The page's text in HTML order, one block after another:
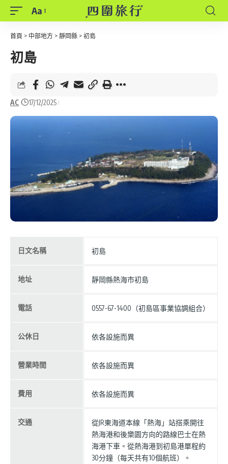
Font
Resizer
Aa
首頁 > 中部地方 > 靜岡縣 > 初島
初島
AC 17/12/2025
日文名稱 初島
地址 靜岡縣熱海市初島
電話 0557-67-1400（初島區事業協調組合）
公休日 依各設施而異
營業時間 依各設施而異
費用 依各設施而異
交通
從JR東海道本線「熱海」站搭乘開往
熱海港和後樂園方向的路線巴士在熱
海港下車。從熱海港到初島港單程約
30分鐘（每天共有10個航班）。